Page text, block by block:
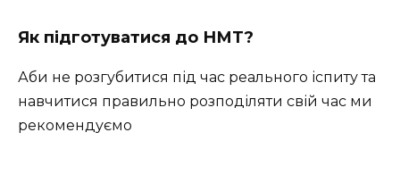
Як підготуватися до НМТ?
Аби не розгубитися під час реального іспиту та
навчитися правильно розподіляти свій час ми
рекомендуємо